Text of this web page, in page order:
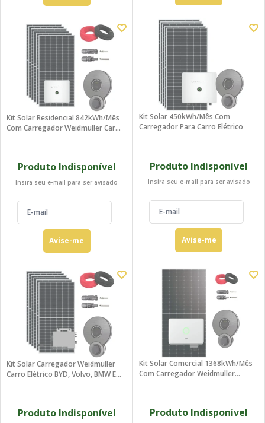
Kit Solar Residencial 842kWh/mês
Com Carregador Weidmuller Carro
Produto Indisponível
Insira seu e-mail para ser avisado
Avise-me
Kit Solar 450kWh/mês Com
Carregador Para Carro Elétrico
Produto Indisponível
Insira seu e-mail para ser avisado
Avise-me
Kit Solar Carregador Weidmuller
Carro Elétrico BYD, Volvo, BMW E
Produto Indisponível
Kit Solar Comercial 1368kWh/mês
Com Carregador Weidmuller
Produto Indisponível